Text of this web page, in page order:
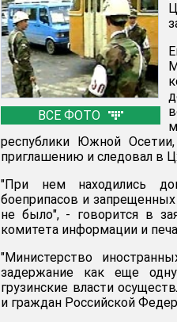
ВСЕ ФОТО
республики Южной
приглашению и следовал в
"При нем находились
боеприпасов и
не было", - говорится в
комитета информации и
"Министерство
задержание как еще
грузинские власти
и граждан Российской